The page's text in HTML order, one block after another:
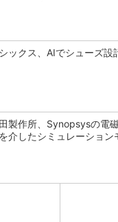
ックス、AIでシューズ設
製作所、Synopsysの電
介したシミュレーション